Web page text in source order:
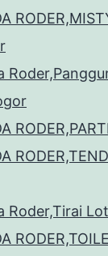
Roder,Tirai